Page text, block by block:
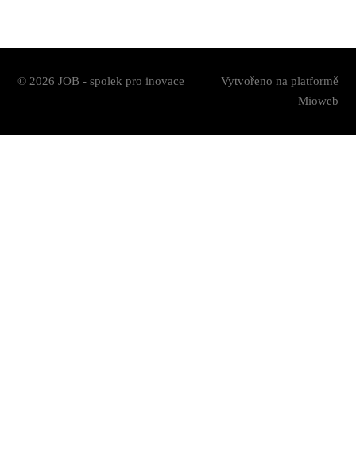
© 2026 JOB - spolek pro inovace
Vytvořeno na platformě
Mioweb